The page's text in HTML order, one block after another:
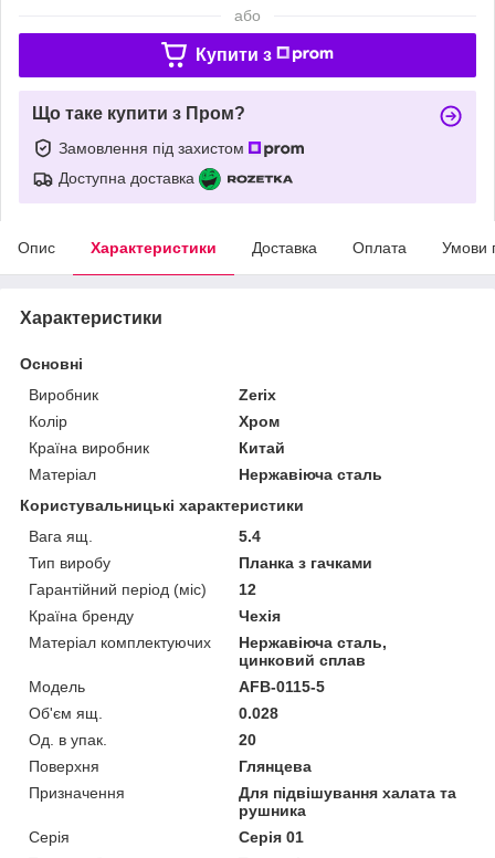
або
Купити з
Що таке купити з Пром?
Замовлення під захистом
Доступна доставка
Опис Характеристики Доставка Оплата Умови
Характеристики
Основні
Виробник
Zerix
Колір
Хром
Країна виробник
Китай
Матеріал
Нержавіюча сталь
Користувальницькі характеристики
Вага ящ.
5.4
Тип виробу
Планка з гачками
Гарантійний період (міс)
12
Країна бренду
Чехія
Матеріал комплектуючих
Нержавіюча сталь,
цинковий сплав
Мoдель
AFB-0115-5
Об'єм ящ.
0.028
Од. в упак.
20
Поверхня
Глянцева
Призначення
Для підвішування халата та
рушника
Серія
Серія 01